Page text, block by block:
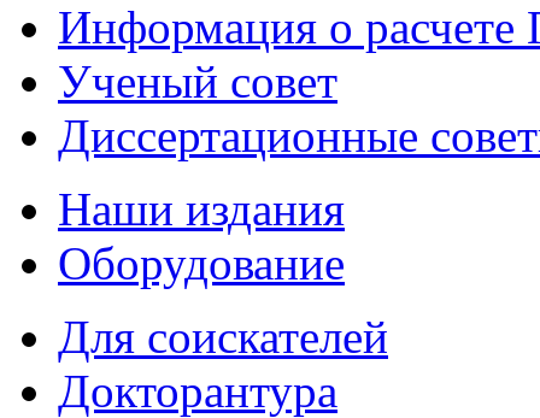
Информация о
Ученый совет
Диссертационные
Наши издания
Оборудование
Для соискателей
Докторантура